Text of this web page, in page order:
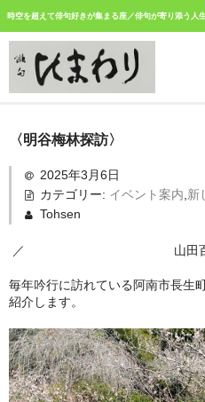
時空を超えて俳句好きが集まる座／俳句が寄り添う人
ひまわり誌今月号の俳句
今月みつけた俳句
俳句道場
「徳島文学賞」募集中
〈明谷梅林探訪〉
2025年3月6日
カテゴリー: イベント案内,新
Tohsen
／ 山田百
毎年吟行に訪れている阿南市長生
紹介します。